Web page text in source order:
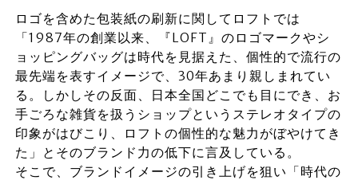
ロゴを含めた包装紙の刷新に関してロフトでは
「1987年の創業以来、『LOFT』のロゴマークやシ
ョッピングバッグは時代を見据えた、個性的で流行の
最先端を表すイメージで、30年あまり親しまれてい
る。しかしその反面、日本全国どこでも目にでき、お
手ごろな雑貨を扱うショップというステレオタイプの
印象がはびこり、ロフトの個性的な魅力がぼやけてき
た」とそのブランド力の低下に言及している。
そこで、ブランドイメージの引き上げを狙い「時代の